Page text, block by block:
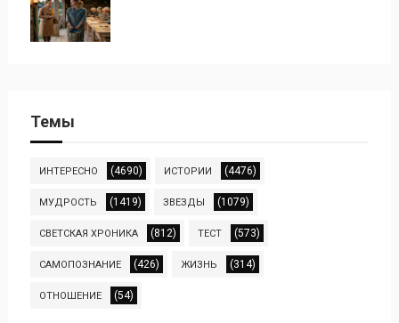
Темы
ИНТЕРЕСНО (4690) ИСТОРИИ (4476)
МУДРОСТЬ (1419) ЗВЕЗДЫ (1079)
СВЕТСКАЯ ХРОНИКА (812) ТЕСТ (573)
САМОПОЗНАНИЕ (426) ЖИЗНЬ (314)
ОТНОШЕНИЕ (54)